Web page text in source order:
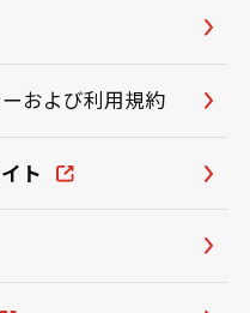
および利用規約
ト